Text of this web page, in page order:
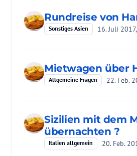
Rundreise von
Sonstiges Asien 16. Juli
Mietwagen über
Allgemeine Fragen 22. Feb.
Sizilien mit dem
übernachten ?
Italien allgemein 20. Feb.